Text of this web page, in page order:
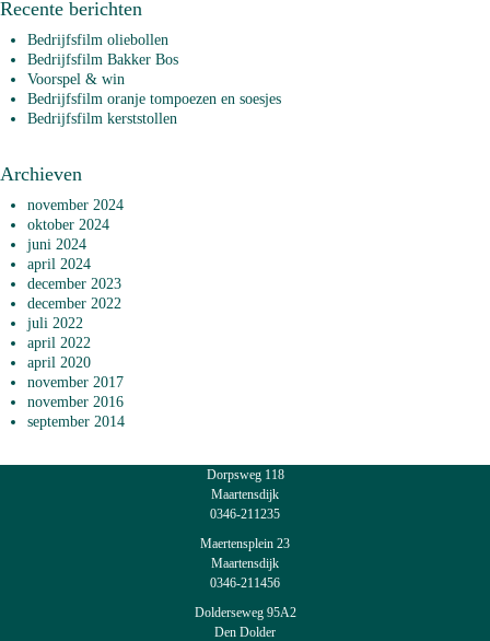
Recente berichten
Bedrijfsfilm oliebollen
Bedrijfsfilm Bakker Bos
Voorspel & win
Bedrijfsfilm oranje tompoezen en soesjes
Bedrijfsfilm kerststollen
Archieven
november 2024
oktober 2024
juni 2024
april 2024
december 2023
december 2022
juli 2022
april 2022
april 2020
november 2017
november 2016
september 2014
Dorpsweg 118
Maartensdijk
0346-211235
Maertensplein 23
Maartensdijk
0346-211456
Dolderseweg 95A2
Den Dolder